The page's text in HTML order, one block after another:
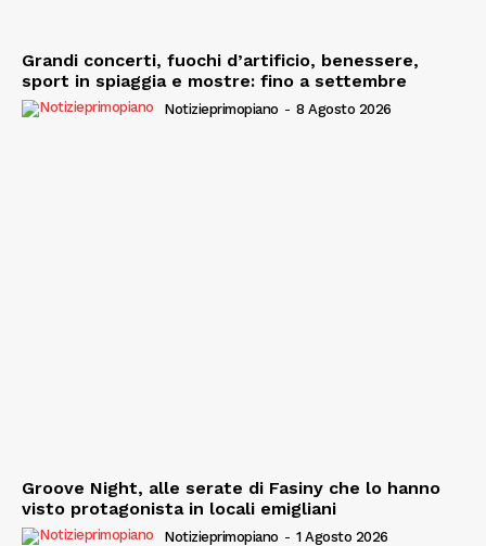
Grandi concerti, fuochi d’artificio, benessere,
sport in spiaggia e mostre: fino a settembre
Notizieprimopiano - 8 Agosto 2026
Groove Night, alle serate di Fasiny che lo hanno
visto protagonista in locali emigliani
Notizieprimopiano - 1 Agosto 2026